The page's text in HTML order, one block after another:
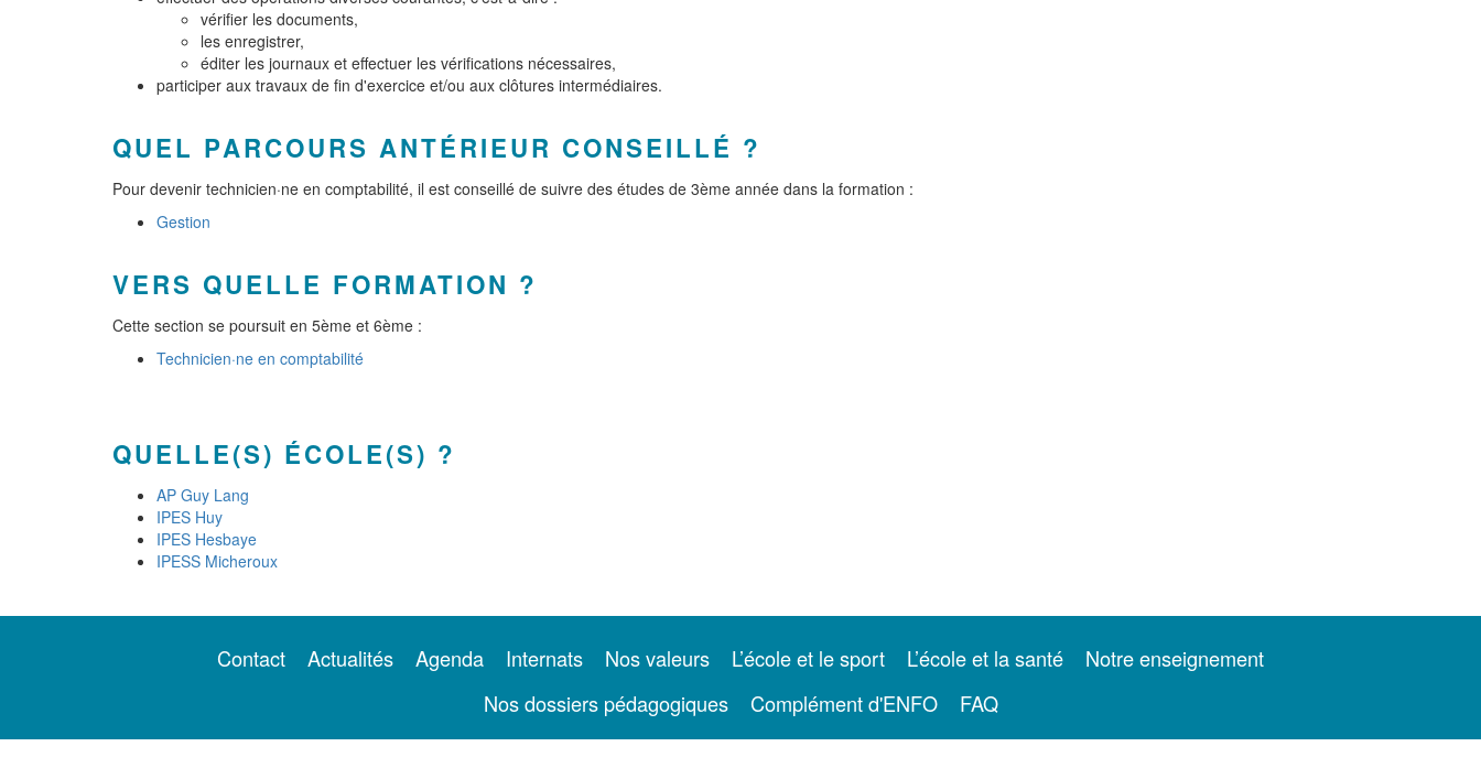
vérifier les documents,
les enregistrer,
éditer les journaux et effectuer les vérifications nécessaires,
participer aux travaux de fin d'exercice et/ou aux clôtures intermédiaires.
QUEL PARCOURS ANTÉRIEUR CONSEILLÉ ?
Pour devenir technicien·ne en comptabilité, il est conseillé de suivre des études de 3ème année dans la formation :
Gestion
VERS QUELLE FORMATION ?
Cette section se poursuit en 5ème et 6ème :
Technicien·ne en comptabilité
QUELLE(S) ÉCOLE(S) ?
AP Guy Lang
IPES Huy
IPES Hesbaye
IPESS Micheroux
Contact Actualités Agenda Internats Nos valeurs L’école et le sport L’école et la santé
Notre enseignement
Nos dossiers pédagogiques
Complément d'ENFO FAQ